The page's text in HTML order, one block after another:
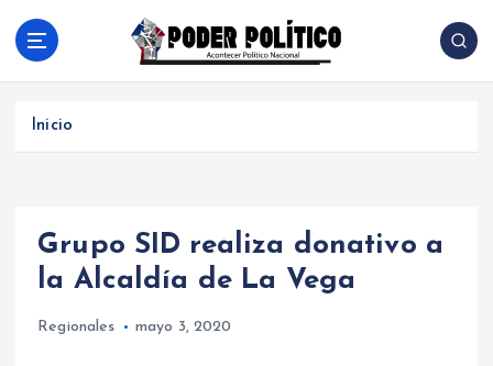
Acontecer Politico Nacional
Inicio
Grupo SID realiza donativo a
la Alcaldía de La Vega
Regionales mayo 3, 2020